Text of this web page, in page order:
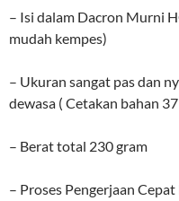
– Isi dalam Dacron Murni
mudah kempes)
– Ukuran sangat pas dan
dewasa ( Cetakan bahan
– Berat total 230 gram
– Proses Pengerjaan